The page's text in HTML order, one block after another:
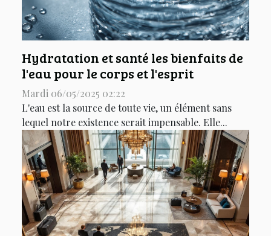
Hydratation et santé les bienfaits de
l'eau pour le corps et l'esprit
Mardi 06/05/2025 02:22
L'eau est la source de toute vie, un élément sans
lequel notre existence serait impensable. Elle...